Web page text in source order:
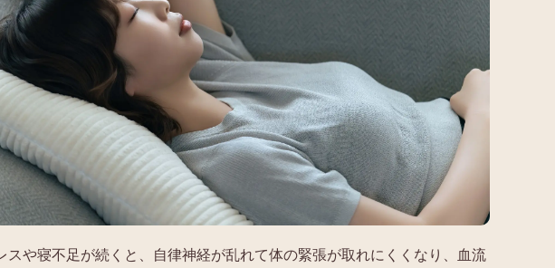
スや寝不足が続くと、自律神経が乱れて体の緊張が取れにくくなり、血流